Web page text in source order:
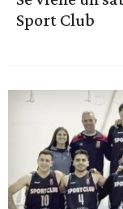
Sport Club